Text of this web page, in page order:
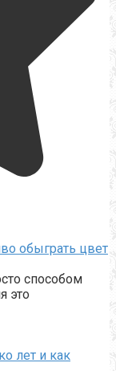
обыграть цвет
способом
это
лет и как